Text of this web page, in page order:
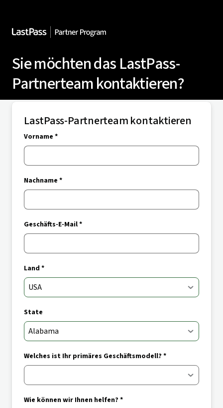
Sie möchten das LastPass-
Partnerteam kontaktieren?
LastPass-Partnerteam kontaktieren
Vorname *
Nachname *
Geschäfts-E-Mail *
Land *
State
Welches ist Ihr primäres Geschäftsmodell? *
Wie können wir Ihnen helfen? *